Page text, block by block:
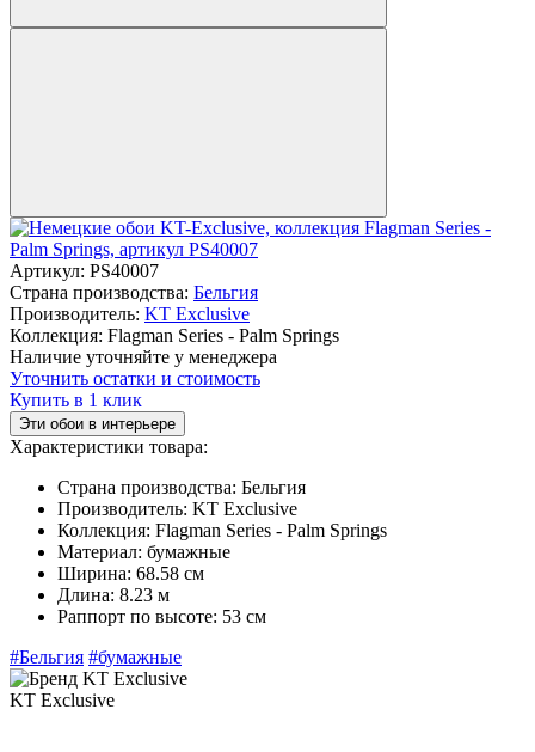
Артикул: PS40007
Страна производства: Бельгия
Производитель: KT Exclusive
Коллекция: Flagman Series - Palm Springs
Наличие уточняйте у менеджера
Уточнить остатки и стоимость
Купить в 1 клик
Эти обои в интерьере
Характеристики товара:
Страна производства: Бельгия
Производитель: KT Exclusive
Коллекция: Flagman Series - Palm Springs
Материал: бумажные
Ширина: 68.58 см
Длина: 8.23 м
Раппорт по высоте: 53 см
#Бельгия #бумажные
KT Exclusive